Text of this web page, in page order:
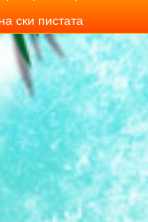
ски пистата